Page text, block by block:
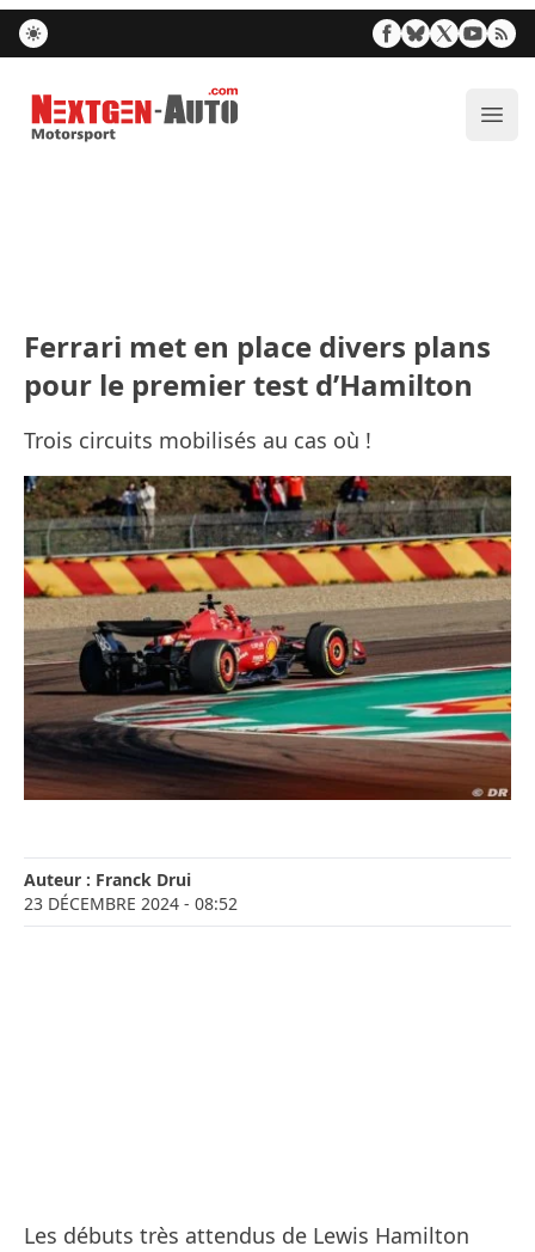
Nextgen-Auto.com
Ferrari met en place divers plans
pour le premier test d’Hamilton
Trois circuits mobilisés au cas où !
Auteur : Franck Drui
23 DÉCEMBRE 2024 - 08:52
Les débuts très attendus de Lewis Hamilton